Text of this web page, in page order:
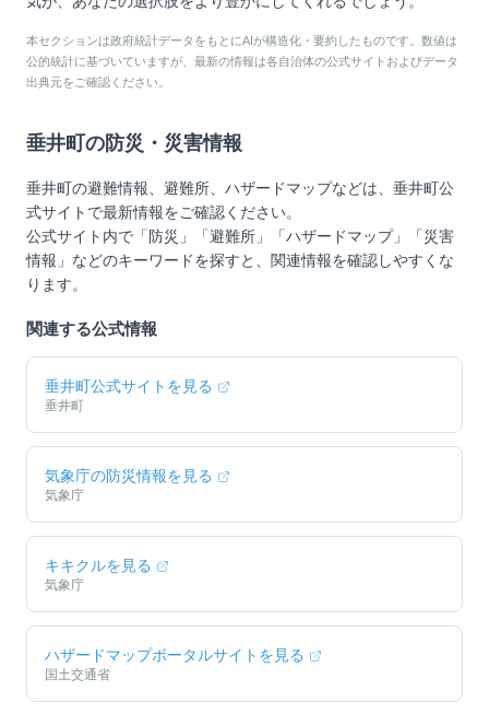
本セクションは政府統計データをもとにAIが構造化・要約したものです。数値は
公的統計に基づいていますが、最新の情報は各自治体の公式サイトおよびデータ
出典元をご確認ください。
垂井町 の防災・災害情報
垂井町の避難情報、避難所、ハザードマップなどは、 垂井町公
式サイトで最新情報をご確認ください。
公式サイト内で「防災」「避難所」「ハザードマップ」「災害
情報」などのキーワードを探すと、関連情報を確認しやすくな
ります。
関連する公式情報
垂井町公式サイトを見る
垂井町
気象庁の防災情報を見る
気象庁
キキクルを見る
気象庁
ハザードマップポータルサイトを見る
国土交通省